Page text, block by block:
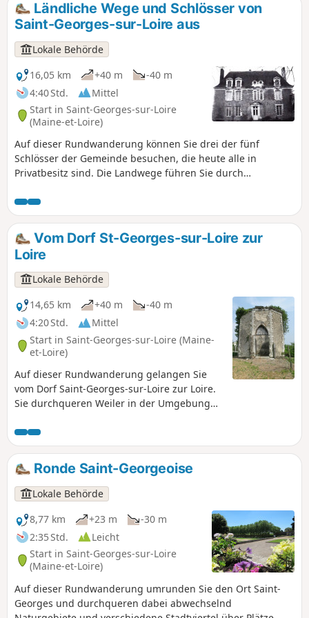
Ländliche Wege und Schlösser von
Saint-Georges-sur-Loire aus
Lokale Behörde
16,05 km
+40 m
-40 m
4:40 Std.
Mittel
Start in Saint-Georges-sur-Loire
(Maine-et-Loire)
Auf dieser Rundwanderung können Sie drei der fünf
Schlösser der Gemeinde besuchen, die heute alle in
Privatbesitz sind. Die Landwege führen Sie durch
zu den höchsten Punkten, von denen aus Sie einen
Panoramablick auf das Loire-Tal genießen können. Entlang
der Wege begegnen Sie vielleicht den Schwänen, die sich in
den Sumpfgebieten in der Nähe des Weilers Éculard
niedergelassen haben.
Vom Dorf St-Georges-sur-Loire zur
Loire
Lokale Behörde
14,65 km
+40 m
-40 m
4:20 Std.
Mittel
Start in Saint-Georges-sur-Loire (Maine-
et-Loire)
Auf dieser Rundwanderung gelangen Sie
vom Dorf Saint-Georges-sur-Loire zur Loire.
Sie durchqueren Weiler in der Umgebung
im19. Jahrhundert sehr belebt. Sie erreichen
den Port Girault und seinen Anlegeplatz am
Grand Bras de la Loire, dem historischen
Hauptarm des Flusses. Auf dem Rückweg
durchqueren Sie Éculard, wo sich ein sehr
schönes Herrenhaus ausdem 18.
Jahrhundert befindet.
Ronde Saint-Georgeoise
Lokale Behörde
8,77 km
+23 m
-30 m
2:35 Std.
Leicht
Start in Saint-Georges-sur-Loire
(Maine-et-Loire)
Auf dieser Rundwanderung umrunden Sie den Ort Saint-
Georges und durchqueren dabei abwechselnd